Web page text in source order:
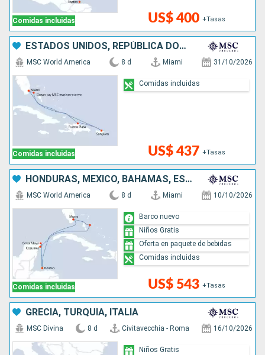
Comidas incluidas US$ 400 +Tasas
ESTADOS UNIDOS, REPÚBLICA DOMINICANA, PUERTO RICO, BAHAMAS
Comidas incluidas
MSC World America 8 d Miami 31/10/2026
US$ 437 +Tasas
Comidas incluidas
HONDURAS, MÉXICO, BAHAMAS, ESTADOS UNIDOS
Comidas incluidas
MSC World America 8 d Miami 10/10/2026
US$ 543 +Tasas
Barco nuevo
Niños Gratis
Oferta en paquete de bebidas
Comidas incluidas
GRECIA, TURQUÍA, ITALIA
MSC Divina 8 d Civitavecchia - Roma 16/10/2026
Niños Gratis